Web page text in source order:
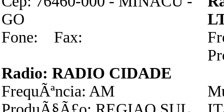
GO
Fone: Fax:
Radio: RADIO CIDADE
FrequÃªncia: AM